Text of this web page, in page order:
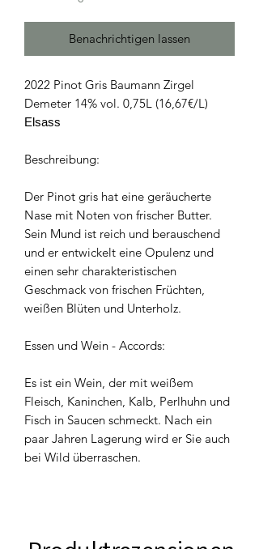
Benachrichtigen lassen
2022 Pinot Gris Baumann Zirgel
Demeter 14% vol. 0,75L (16,67€/L)
Elsass
Beschreibung:
Der Pinot gris hat eine geräucherte
Nase mit Noten von frischer Butter.
Sein Mund ist reich und berauschend
und er entwickelt eine Opulenz und
einen sehr charakteristischen
Geschmack von frischen Früchten,
weißen Blüten und Unterholz.
Essen und Wein - Accords:
Es ist ein Wein, der mit weißem
Fleisch, Kaninchen, Kalb, Perlhuhn und
Fisch in Saucen schmeckt. Nach ein
paar Jahren Lagerung wird er Sie auch
bei Wild überraschen.